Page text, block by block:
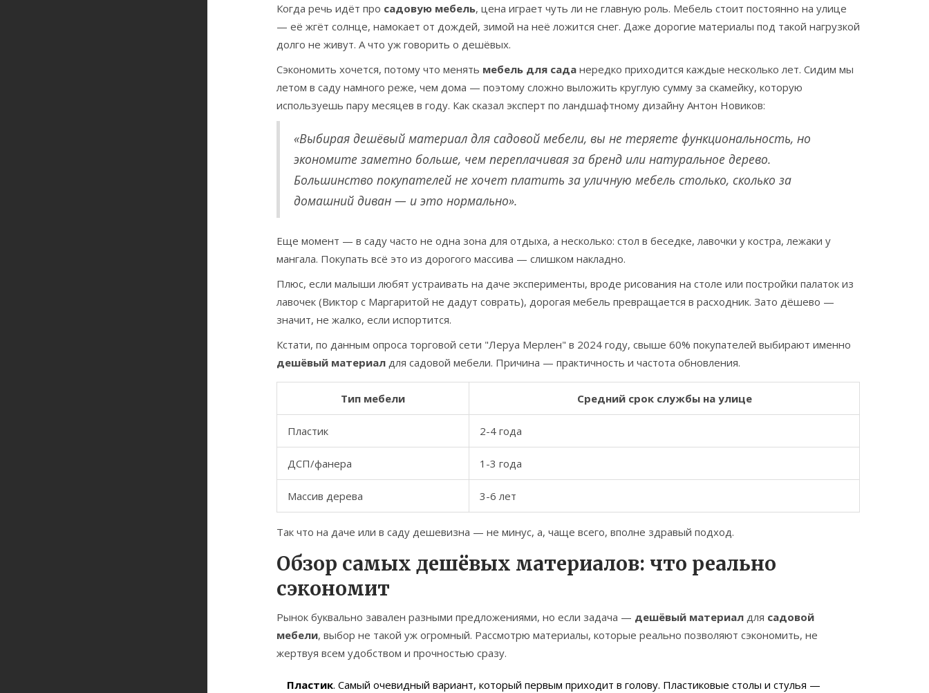
Когда речь идёт про садовую мебель, цена играет чуть ли не главную роль. Мебель стоит постоянно на улице
— её жгёт солнце, намокает от дождей, зимой на неё ложится снег. Даже дорогие материалы под такой нагрузкой
долго не живут. А что уж говорить о дешёвых.
Сэкономить хочется, потому что менять мебель для сада нередко приходится каждые несколько лет. Сидим мы
летом в саду намного реже, чем дома — поэтому сложно выложить круглую сумму за скамейку, которую
используешь пару месяцев в году. Как сказал эксперт по ландшафтному дизайну Антон Новиков:
«Выбирая дешёвый материал для садовой мебели, вы не теряете функциональность, но
экономите заметно больше, чем переплачивая за бренд или натуральное дерево.
Большинство покупателей не хочет платить за уличную мебель столько, сколько за
домашний диван — и это нормально».
Еще момент — в саду часто не одна зона для отдыха, а несколько: стол в беседке, лавочки у костра, лежаки у
мангала. Покупать всё это из дорогого массива — слишком накладно.
Плюс, если малыши любят устраивать на даче эксперименты, вроде рисования на столе или постройки палаток из
лавочек (Виктор с Маргаритой не дадут соврать), дорогая мебель превращается в расходник. Зато дёшево —
значит, не жалко, если испортится.
Кстати, по данным опроса торговой сети "Леруа Мерлен" в 2024 году, свыше 60% покупателей выбирают именно
дешёвый материал для садовой мебели. Причина — практичность и частота обновления.
Тип мебели Средний срок службы на улице
Пластик 2-4 года
ДСП/фанера 1-3 года
Массив дерева 3-6 лет
Так что на даче или в саду дешевизна — не минус, а, чаще всего, вполне здравый подход.
Обзор самых дешёвых материалов: что реально
сэкономит
Рынок буквально завален разными предложениями, но если задача — дешёвый материал для садовой
мебели, выбор не такой уж огромный. Рассмотрю материалы, которые реально позволяют сэкономить, не
жертвуя всем удобством и прочностью сразу.
Пластик. Самый очевидный вариант, который первым приходит в голову. Пластиковые столы и стулья —